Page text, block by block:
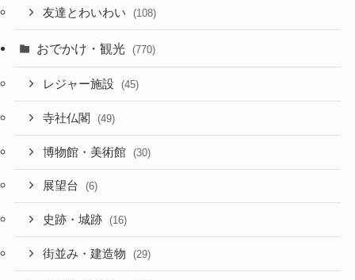
友達とわいわい (108)
おでかけ・観光 (770)
レジャー施設 (45)
寺社仏閣 (49)
博物館・美術館 (30)
展望台 (6)
史跡・城跡 (16)
街並み・建造物 (29)